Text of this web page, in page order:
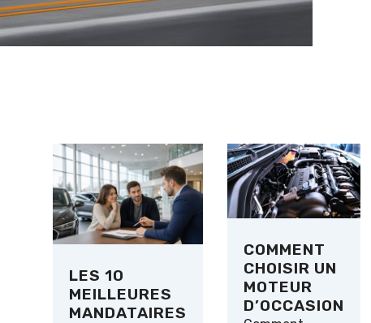
LES 10
MEILLEURES
MANDATAIRES
COMMENT
CHOISIR UN
MOTEUR
D’OCCASION